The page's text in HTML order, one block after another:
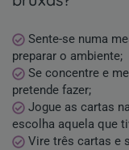
Sente-se numa
preparar o ambiente;
Se concentre e
pretende fazer;
Jogue as cartas
escolha aquela que
Vire três cartas e